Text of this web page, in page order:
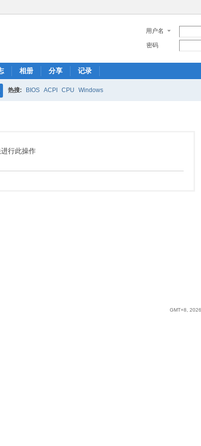
用户名
密码
相册 分享 记录
热搜: BIOS ACPI CPU Windows
行此操作
GMT+8,